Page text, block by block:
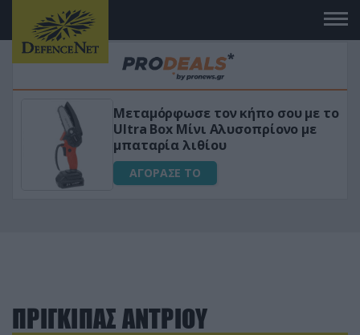
Μεταμόρφωσε τον κήπο σου με το
Ultra Box Μίνι Αλυσοπρίονο με
μπαταρία λιθίου
ΑΓΟΡΑΣΕ ΤΟ
ΠΡΙΓΚΙΠΑΣ ΑΝΤΡΙΟΥ